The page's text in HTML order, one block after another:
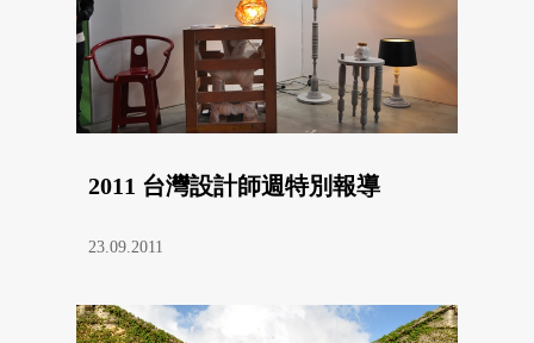
2011 台灣設計師週特別報導
23.09.2011